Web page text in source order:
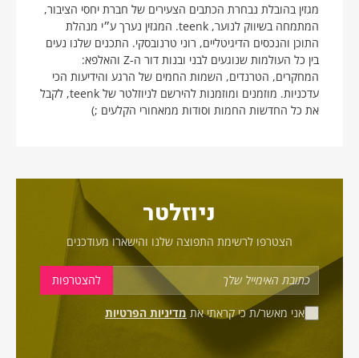
מגזין בהובלת נבחרת הכתבים הצעירים של חברת יחסי הציבור,
המתמחה בשיווק לנוער, teenk. המגזין נערך ע״י מנהלת
התוכן והנכסים הדיגיטליים, רוני טרנובסקי. התכנים שלנו נעים
בין כל העולמות שנוגעים לבני ובנות דור ה-Z והאלפא:
המחקרים, הטרנדים, השמות החמים של הרגע והידיעות הכי
עדכניות. מוזמנים ומוזמנות להירשם לניוזלטר של teenk, לקבל
את כל החדשות החמות וסודות ממאחורי הקלעים ;)
ניוזלטר
הצטרפו לרשימת התפוצה שלנו והישארו מעודכנים
אני מאשר/ת כי קראתי את מדיניות הפרטיות